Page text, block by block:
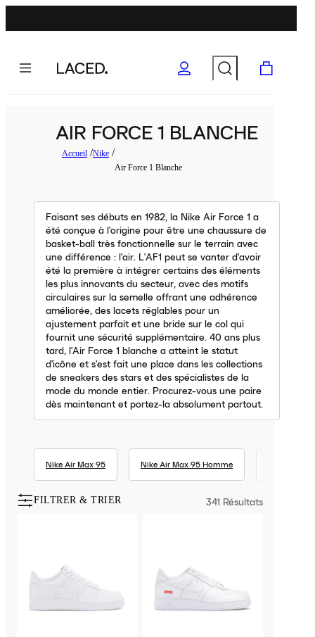
AIR FORCE 1 BLANCHE
Accueil Nike
Air Force 1 Blanche
Faisant ses débuts en 1982, la Nike Air Force 1 a
été conçue à l'origine pour être une chaussure de
basket-ball très fonctionnelle sur le terrain avec
une différence : l'air. L'AF1 peut se vanter d'avoir
été la première à intégrer certains des éléments
les plus innovants du secteur, avec des motifs
circulaires sur la semelle offrant une adhérence
améliorée, des lacets réglables pour un
ajustement parfait et une bride sur le col qui
fournit une sécurité supplémentaire. 40 ans plus
tard, l'Air Force 1 blanche a atteint le statut
d'icône et s'est fait une place dans les collections
de sneakers des stars et des spécialistes de la
mode du monde entier. Procurez-vous une paire
dès maintenant et portez-la absolument partout.
Nike Air Max 95 Nike Air Max 95 Homme
FILTRER & TRIER 341 Résultats